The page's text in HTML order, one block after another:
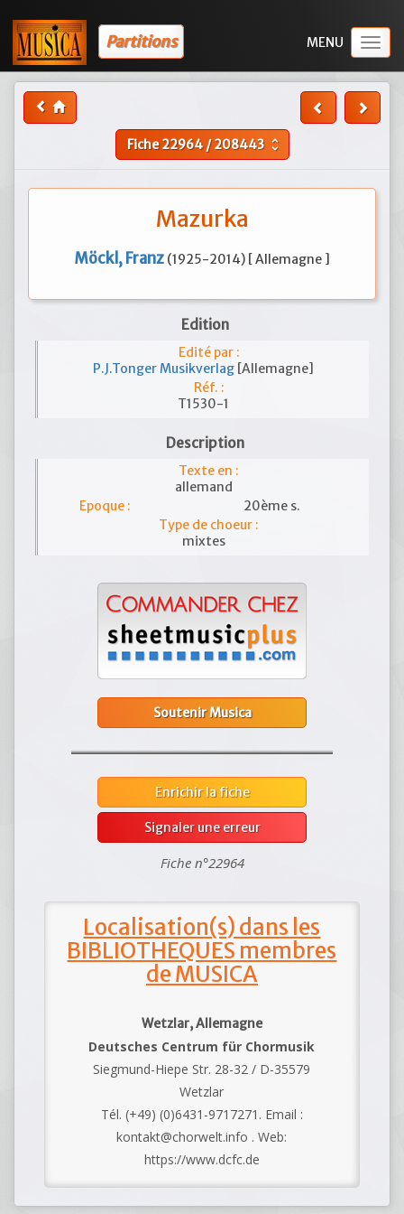
Partitions
Fiche22964/208443 unfold_more
Mazurka
Möckl, Franz (1925-2014) [ Allemagne ]
Edition
Edité par :
P.J.Tonger Musikverlag [Allemagne]
Réf. :
T1530-1
Description
Texte en :
allemand
Epoque :
20ème s.
Type de choeur :
mixtes
Soutenir Musica
Enrichir la fiche
Signaler une erreur
Fiche n°22964
Localisation(s) dans les
BIBLIOTHEQUES membres
de MUSICA
Wetzlar, Allemagne
Deutsches Centrum für Chormusik
Siegmund-Hiepe Str. 28-32 / D-35579
Wetzlar
Tél. (+49) (0)6431-9717271. Email :
kontakt@chorwelt.info . Web:
https://www.dcfc.de